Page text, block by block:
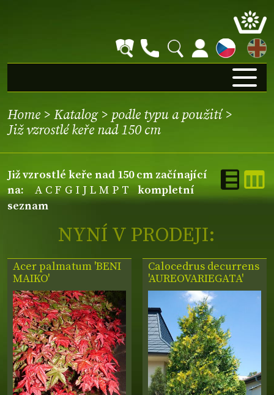
EN
Home > Katalog> podle typu a použití>
Již vzrostlé keře nad 150 cm
Již vzrostlé keře nad 150 cm začínající
na:
A C F G I J L M P T
kompletní
seznam
NYNÍ V PRODEJI:
Acer palmatum 'BENI
MAIKO'
Calocedrus decurrens
'AUREOVARIEGATA'